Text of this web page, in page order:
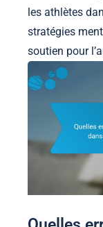
les athlètes
stratégies
soutien pour